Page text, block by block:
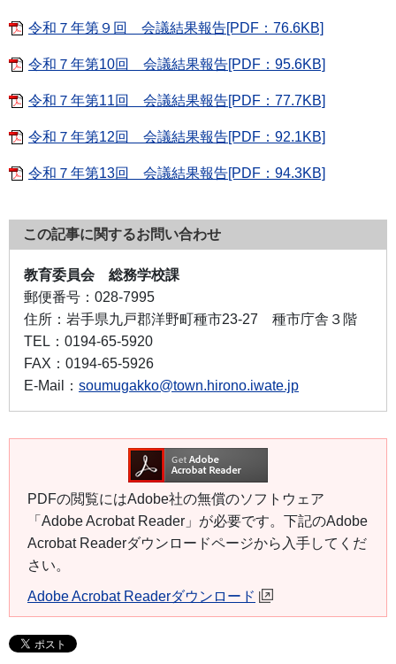
令和７年第９回 会議結果報告[PDF：76.6KB]
令和７年第10回 会議結果報告[PDF：95.6KB]
令和７年第11回 会議結果報告[PDF：77.7KB]
令和７年第12回 会議結果報告[PDF：92.1KB]
令和７年第13回 会議結果報告[PDF：94.3KB]
この記事に関するお問い合わせ
教育委員会 総務学校課
郵便番号： 028-7995
住所： 岩手県九戸郡洋野町種市23-27 種市庁舎３階
TEL： 0194-65-5920
FAX： 0194-65-5926
E-Mail： soumugakko@town.hirono.iwate.jp
PDFの閲覧にはAdobe社の無償のソフトウェア
「Adobe Acrobat Reader」が必要です。下記のAdobe
Acrobat Readerダウンロードページから入手してくだ
さい。
Adobe Acrobat Readerダウンロード